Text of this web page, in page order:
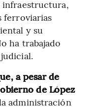
infraestructura,
ferroviarias
y su
ha trabajado
a pesar de
de López
administración